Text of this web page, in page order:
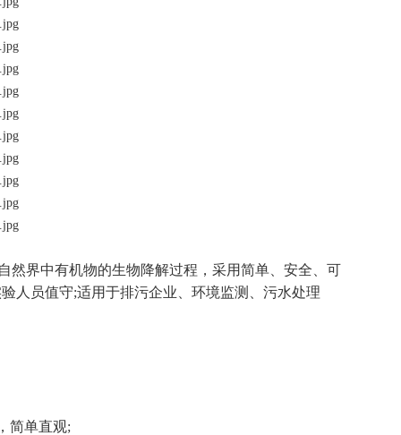
然界中有机物的生物降解过程，采用简单、安全、可
人员值守;适用于排污企业、环境监测、污水处理
简单直观;